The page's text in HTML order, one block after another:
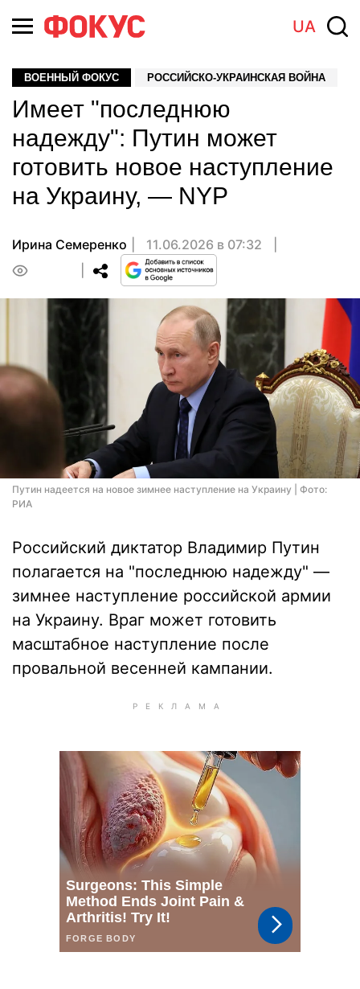
UA
ВОЕННЫЙ ФОКУС РОССИЙСКО-УКРАИНСКАЯ ВОЙНА
Имеет "последнюю
надежду": Путин может
готовить новое наступление
на Украину, — NYP
Ирина Семеренко
11.06.2026 в 07:32
Путин надеется на новое зимнее наступление на Украину | Фото:
РИА
Российский диктатор Владимир Путин
полагается на "последнюю надежду" —
зимнее наступление российской армии
на Украину. Враг может готовить
масштабное наступление после
провальной весенней кампании.